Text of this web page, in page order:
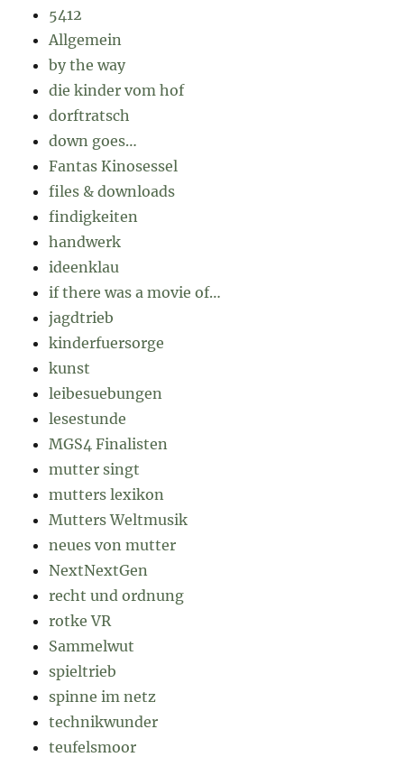
5412
Allgemein
by the way
die kinder vom hof
dorftratsch
down goes…
Fantas Kinosessel
files & downloads
findigkeiten
handwerk
ideenklau
if there was a movie of…
jagdtrieb
kinderfuersorge
kunst
leibesuebungen
lesestunde
MGS4 Finalisten
mutter singt
mutters lexikon
Mutters Weltmusik
neues von mutter
NextNextGen
recht und ordnung
rotke VR
Sammelwut
spieltrieb
spinne im netz
technikwunder
teufelsmoor